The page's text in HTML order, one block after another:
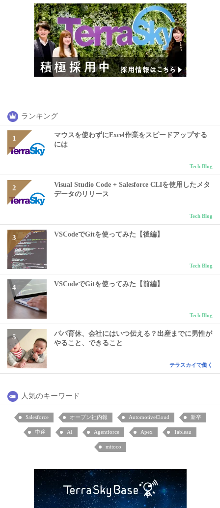
ランキング
マウスを使わずにExcel作業をスピードアップする
には
Tech Blog
Visual Studio Code + Salesforce CLIを使用したメタ
データのリリース
Tech Blog
VSCodeでGitを使ってみた【後編】
Tech Blog
VSCodeでGitを使ってみた【前編】
Tech Blog
パパ育休、会社にはいつ伝える？出産までに男性が
やること、できること
テラスカイで働く
人気のキーワード
Salesforce オープン社内報 AutomotiveCloud 新卒
中途 AI Agentforce Apex Tableau
mitoco